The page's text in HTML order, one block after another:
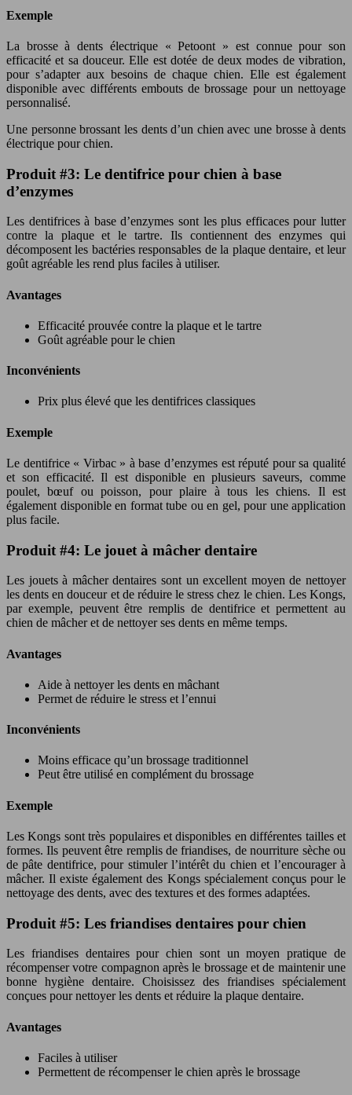
Exemple
La brosse à dents électrique « Petoont » est connue pour son
efficacité et sa douceur. Elle est dotée de deux modes de vibration,
pour s’adapter aux besoins de chaque chien. Elle est également
disponible avec différents embouts de brossage pour un nettoyage
personnalisé.
Une personne brossant les dents d’un chien avec une brosse à dents
électrique pour chien.
Produit #3: Le dentifrice pour chien à base
d’enzymes
Les dentifrices à base d’enzymes sont les plus efficaces pour lutter
contre la plaque et le tartre. Ils contiennent des enzymes qui
décomposent les bactéries responsables de la plaque dentaire, et leur
goût agréable les rend plus faciles à utiliser.
Avantages
Efficacité prouvée contre la plaque et le tartre
Goût agréable pour le chien
Inconvénients
Prix plus élevé que les dentifrices classiques
Exemple
Le dentifrice « Virbac » à base d’enzymes est réputé pour sa qualité
et son efficacité. Il est disponible en plusieurs saveurs, comme
poulet, bœuf ou poisson, pour plaire à tous les chiens. Il est
également disponible en format tube ou en gel, pour une application
plus facile.
Produit #4: Le jouet à mâcher dentaire
Les jouets à mâcher dentaires sont un excellent moyen de nettoyer
les dents en douceur et de réduire le stress chez le chien. Les Kongs,
par exemple, peuvent être remplis de dentifrice et permettent au
chien de mâcher et de nettoyer ses dents en même temps.
Avantages
Aide à nettoyer les dents en mâchant
Permet de réduire le stress et l’ennui
Inconvénients
Moins efficace qu’un brossage traditionnel
Peut être utilisé en complément du brossage
Exemple
Les Kongs sont très populaires et disponibles en différentes tailles et
formes. Ils peuvent être remplis de friandises, de nourriture sèche ou
de pâte dentifrice, pour stimuler l’intérêt du chien et l’encourager à
mâcher. Il existe également des Kongs spécialement conçus pour le
nettoyage des dents, avec des textures et des formes adaptées.
Produit #5: Les friandises dentaires pour chien
Les friandises dentaires pour chien sont un moyen pratique de
récompenser votre compagnon après le brossage et de maintenir une
bonne hygiène dentaire. Choisissez des friandises spécialement
conçues pour nettoyer les dents et réduire la plaque dentaire.
Avantages
Faciles à utiliser
Permettent de récompenser le chien après le brossage